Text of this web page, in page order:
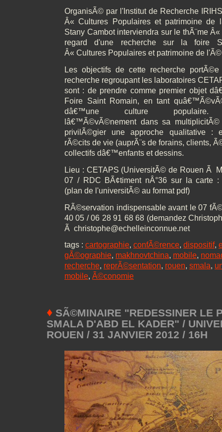
OrganisÃ© par l'Institut de Recherche
Â« Cultures Populaires et patrimoine de
Stany Cambot interviendra sur le thÃ¨me
regard d'une recherche sur la foire
Â« Cultures Populaires et patrimoine de
Les objectifs de cette recherche
recherche regroupant les laboratoires
sont : de prendre comme premier objet
Foire Saint Romain, en tant
dâ€™une culture populaire.
lâ€™Ã©vÃ©nement dans sa
privilÃ©gier une approche qualitative :
rÃ©cits de vie (auprÃ¨s de forains, clients,
collectifs dâ€™enfants et dessins.
Lieu : CETAPS (UniversitÃ© de Rouen Ã
07 / RDC BÃ¢timent nÂ°36 sur la carte :
(plan de l'universitÃ© au format pdf)
RÃ©servation indispensable avant le 07
40 05 / 06 28 91 68 68 (demandez
Ã christophe@echelleinconnue.net
tags : cartographie, confÃ©rence, dispositif,
gÃ©ographie, makhnovtchina, mobile,
recherche, reprÃ©sentation, rouen, smala,
mobile, Ã©conomie
♦ SÃ©MINAIRE "REDESSINER LE
SMALA D'ABD EL KADER" /
ROUEN / 31 JANVIER 2012 / 16H